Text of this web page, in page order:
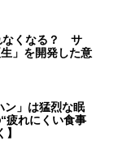
なくなる？ サ
」を開発した意
ン」は猛烈な眠
れにくい食事